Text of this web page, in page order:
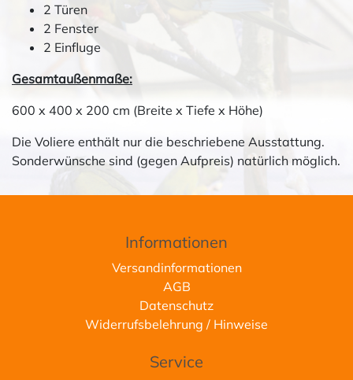
2 Türen
2 Fenster
2 Einfluge
Gesamtaußenmaße:
600 x 400 x 200 cm (Breite x Tiefe x Höhe)
Die Voliere enthält nur die beschriebene Ausstattung.
Sonderwünsche sind (gegen Aufpreis) natürlich möglich.
Informationen
Versandinformationen
AGB
Datenschutz
Widerrufsbelehrung / Hinweise
Service